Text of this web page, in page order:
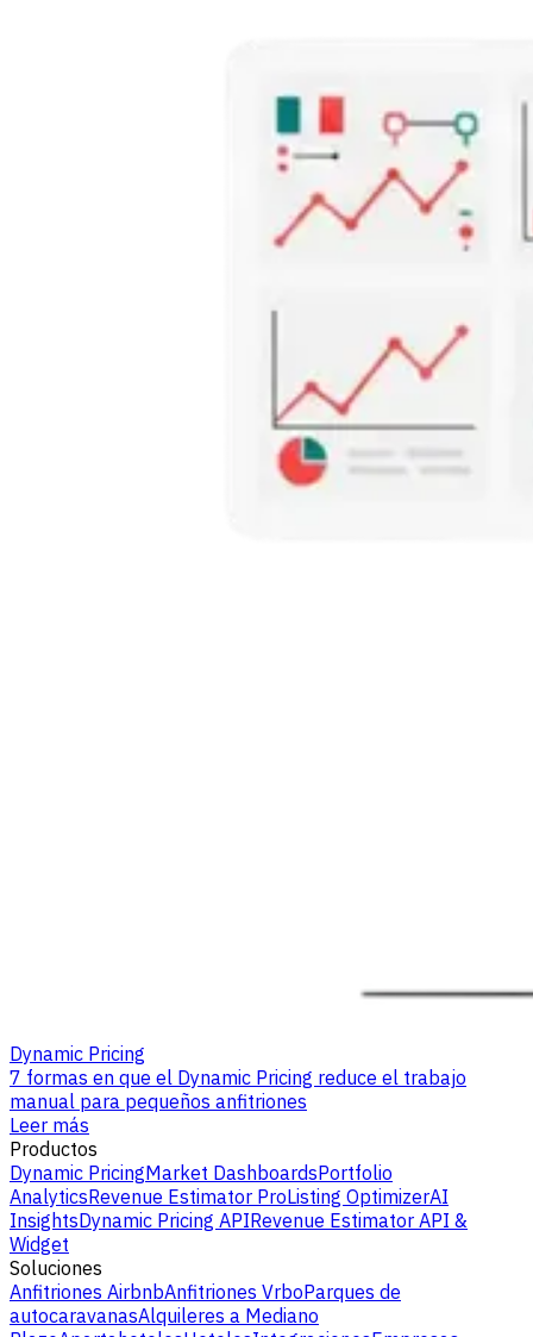
Dynamic Pricing
7 formas en que el Dynamic Pricing reduce el trabajo
manual para pequeños anfitriones
Leer más
Productos
Dynamic PricingMarket DashboardsPortfolio
AnalyticsRevenue Estimator ProListing OptimizerAI
InsightsDynamic Pricing APIRevenue Estimator API &
Widget
Soluciones
Anfitriones AirbnbAnfitriones VrboParques de
autocaravanasAlquileres a Mediano